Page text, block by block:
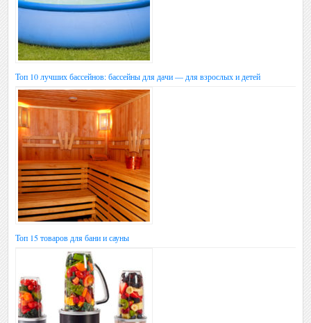
Топ 10 лучших бассейнов: бассейны для дачи — для взрослых и детей
Топ 15 товаров для бани и сауны